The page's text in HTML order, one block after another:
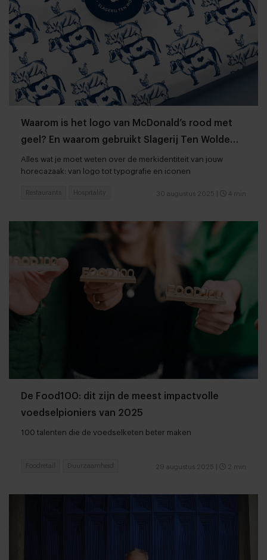
Waarom is het logo van McDonald’s rood met
geel? En waarom gebruikt Slagerij Ten Wolde
illustraties?
Alles wat je moet weten over de merkidentiteit van jouw
horecazaak: van logo tot typografie en iconen
30 augustus 2025 4 min
Restaurants Hospitality
De Food100: dit zijn de meest impactvolle
voedselpioniers van 2025
100 talenten die de voedselketen beter maken
29 augustus 2025 2 min
Foodretail Duurzaamheid